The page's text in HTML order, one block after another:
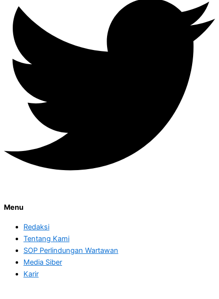
Menu
Redaksi
Tentang Kami
SOP Perlindungan Wartawan
Media Siber
Karir